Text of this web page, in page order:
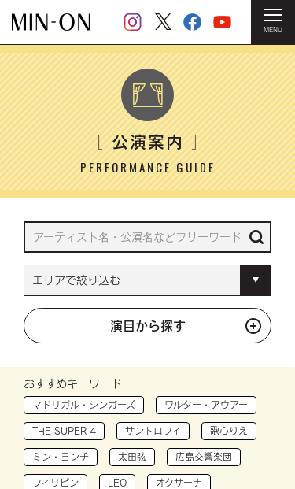
MENU
HOME ＞ 公演案内
［公演案内］
PERFORMANCE GUIDE
演目から探す
おすすめキーワード
マドリガル・シンガーズ ワルター・アウアー
THE SUPER 4 サントロフィ 歌心りえ
ミン・ヨンチ 太田弦 広島交響楽団
フィリピン LEO オクサーナ